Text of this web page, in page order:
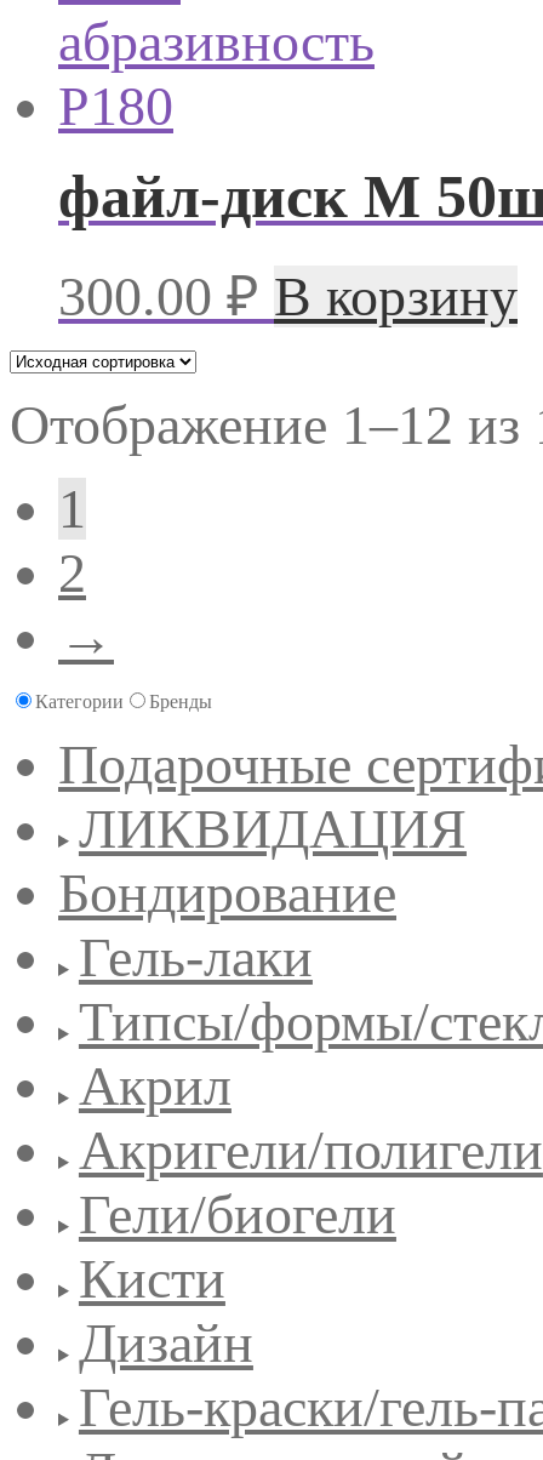
файл-диск М
300.00 ₽ В корзину
Отображение 1–12 из
1
2
→
Категории Бренды
Подарочные
ЛИКВИДАЦИЯ
Бондирование
Гель-лаки
Типсы/формы/
Акрил
Акригели/полигели
Гели/биогели
Кисти
Дизайн
Гель-краски/гель-